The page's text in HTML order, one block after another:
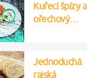
Kuřecí špízy a
ořechový…
Jednoduchá
rajská